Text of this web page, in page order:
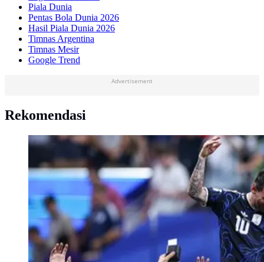
Piala Dunia
Pentas Bola Dunia 2026
Hasil Piala Dunia 2026
Timnas Argentina
Timnas Mesir
Google Trend
Advertisement
Rekomendasi